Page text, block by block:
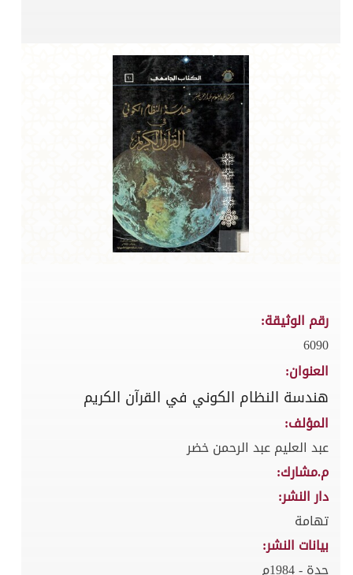
رقم الوثيقة:
6090
العنوان:
هندسة النظام الكوني في القرآن الكريم
المؤلف:
عبد العليم عبد الرحمن خضر
م.مشارك:
دار النشر:
تهامة
بيانات النشر:
جدة - 1984م